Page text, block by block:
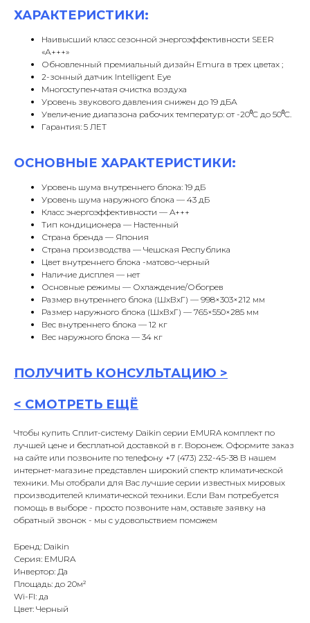
ХАРАКТЕРИСТИКИ:
Наивысший класс сезонной энергоэффективности SEER
«А+++»
Обновленный премиальный дизайн Emura в трех цветах ;
2-зонный датчик Intelligent Eye
Многоступенчатая очистка воздуха
Уровень звукового давления снижен до 19 дБА
Увеличение диапазона рабочих температур: от -20⁰C до 50⁰C.
Гарантия: 5 ЛЕТ
ОСНОВНЫЕ ХАРАКТЕРИСТИКИ:
Уровень шума внутреннего блока: 19 дБ
Уровень шума наружного блока — 43 дБ
Класс энергоэффективности — A+++
Тип кондиционера — Настенный
Страна бренда — Япония
Страна производства — Чешская Республика
Цвет внутреннего блока -матово-черный
Наличие дисплея — нет
Основные режимы — Охлаждение/Обогрев
Размер внутреннего блока (ШxВxГ) — 998×303×212 мм
Размер наружного блока (ШxВxГ) — 765×550×285 мм
Вес внутреннего блока — 12 кг
Вес наружного блока — 34 кг
ПОЛУЧИТЬ КОНСУЛЬТАЦИЮ >
< СМОТРЕТЬ ЕЩЁ
Чтобы купить Сплит-систему Daikin серии EMURA комплект по
лучшей цене и бесплатной доставкой в г. Воронеж. Оформите заказ
на сайте или позвоните по телефону +7 (473) 232-45-38 В нашем
интернет-магазине представлен широкий спектр климатической
техники. Мы отобрали для Вас лучшие серии известных мировых
производителей климатической техники. Если Вам потребуется
помощь в выборе - просто позвоните нам, оставьте заявку на
обратный звонок - мы с удовольствием поможем
Бренд: Daikin
Серия: EMURA
Инвертор: Да
Площадь: до 20м²
Wi-FI: да
Цвет: Черный